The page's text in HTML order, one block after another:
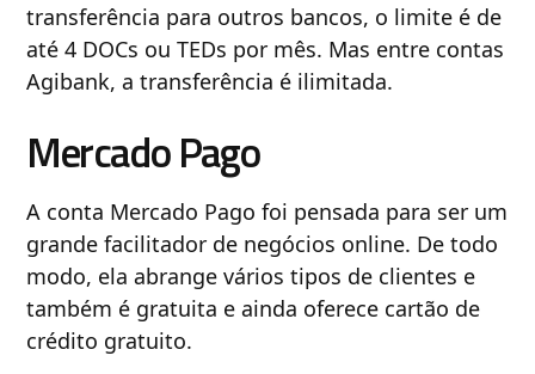
transferência para outros bancos, o limite é de
até 4 DOCs ou TEDs por mês. Mas entre contas
Agibank, a transferência é ilimitada.
Mercado Pago
A conta Mercado Pago foi pensada para ser um
grande facilitador de negócios online. De todo
modo, ela abrange vários tipos de clientes e
também é gratuita e ainda oferece cartão de
crédito gratuito.